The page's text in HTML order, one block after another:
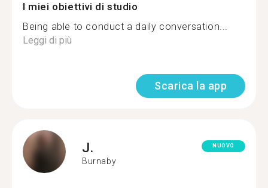
I miei obiettivi di studio
Being able to conduct a daily conversation...
Leggi di più
Scarica la app
J.
Burnaby
NUOVO